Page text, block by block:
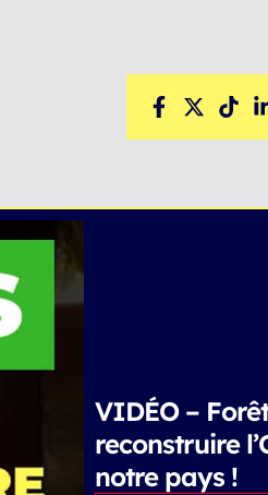
VIDÉO –
reconstruire
notre pays !